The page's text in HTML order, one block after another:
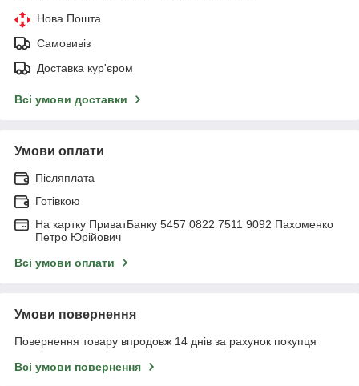
Нова Пошта
Самовивіз
Доставка кур'єром
Всі умови доставки
Умови оплати
Післяплата
Готівкою
На картку ПриватБанку 5457 0822 7511 9092 Пахоменко
Петро Юрійович
Всі умови оплати
Умови повернення
Повернення товару впродовж 14 днів за рахунок покупця
Всі умови повернення